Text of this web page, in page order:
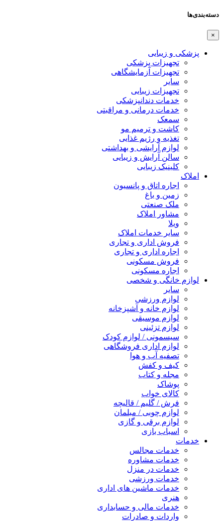
دسته‌بندی‌ها
×
پزشکی و زیبایی
تجهیزات پزشکی
تجهیزات آزمایشگاهی
سایر
تجهیزات زیبایی
خدمات دندانپزشکی
خدمات درمانی و مراقبتی
سمعک
کاشت و ترمیم مو
تغذیه و رژیم غذایی
لوازم آرایشی و بهداشتی
سالن آرایش و زیبایی
کلینیک زیبایی
املاک
اجاره اتاق و پانسیون
زمین و باغ
ملک صنعتی
مشاور املاک
ویلا
سایر خدمات املاک
فروش اداری و تجاری
اجاره اداری و تجاری
فروش مسکونی
اجاره مسکونی
لوازم خانگی و شخصی
سایر
لوازم ورزشی
لوازم خانه و آشپزخانه
لوازم موسیقی
لوازم تزئینی
سیسمونی / لوازم کودک
لوازم اداری فروشگاهی
تصفیه آب و هوا
کیف و کفش
مجله و کتاب
پوشاک
کالای خواب
فرش / گلیم / قالیچه
لوازم چوبی / مبلمان
لوازم برقی و گازی
اسباب بازی
خدمات
خدمات مجالس
خدمات مشاوره
خدمات در منزل
خدمات ورزشی
خدمات ماشین های اداری
هنری
خدمات مالی و حسابداری
واردات و صادرات